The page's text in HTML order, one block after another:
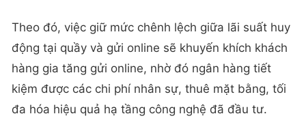
Theo đó, việc giữ mức chênh lệch giữa lãi suất huy
động tại quầy và gửi online sẽ khuyến khích khách
hàng gia tăng gửi online, nhờ đó ngân hàng tiết
kiệm được các chi phí nhân sự, thuê mặt bằng, tối
đa hóa hiệu quả hạ tầng công nghệ đã đầu tư.